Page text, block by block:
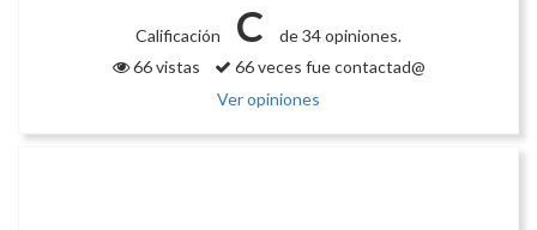
Calificación C
de 34 opiniones.
66 vistas
66 veces fue contactad@
Ver opiniones